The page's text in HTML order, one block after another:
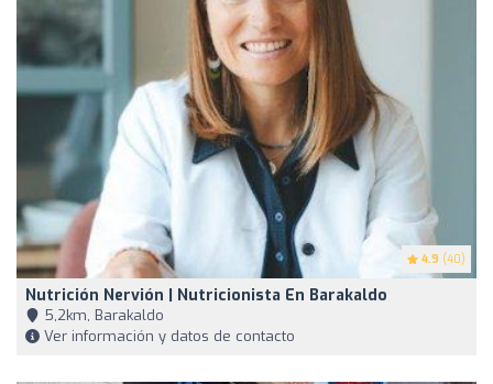
4.9 (40)
Nutrición Nervión | Nutricionista En Barakaldo
5,2km, Barakaldo
Ver información y datos de contacto